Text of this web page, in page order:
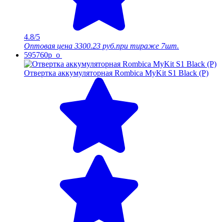
4.8/5
Оптовая цена 3300.23 руб.при тираже 7шт.
595760p_o
Отвертка аккумуляторная Rombica MyKit S1 Black (Р)